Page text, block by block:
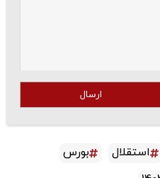
ارسال
استقلال
بورس